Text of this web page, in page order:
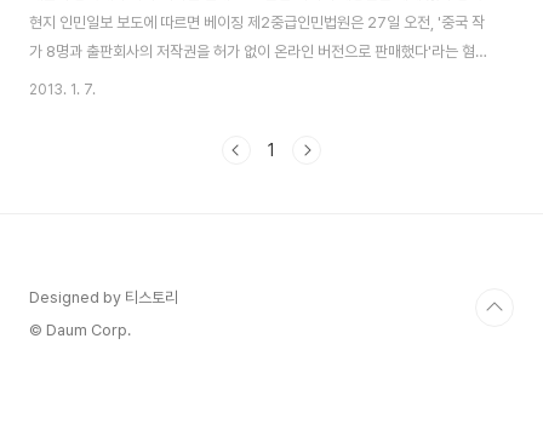
현지 인민일보 보도에 따르면 베이징 제2중급인민법원은 27일 오전, '중국 작
가 8명과 출판회사의 저작권을 허가 없이 온라인 버전으로 판매했다'라는 혐의
로 기소된 애플 측에 103만 5천위안(1억7천8백만원)을 배상하라고 판결을
어플리케이션을 발견했으며 저작물이 대량으로 내려받아지면서 경제적으로
2013. 1. 7.
1
Designed by 티스토리
© Daum Corp.